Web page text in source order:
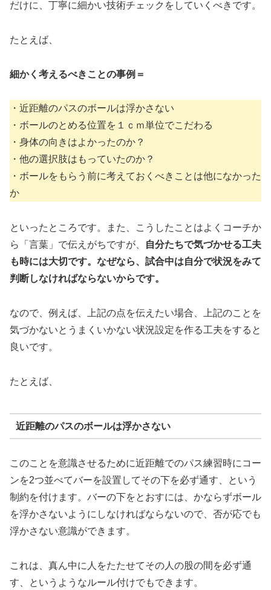
だけに、丁寧に細かい技術チェックをしていくべきです。
たとえば、
細かく考えるべきことの事例＝
・近距離のパスのボールは浮かさない
・ボールのとめる位置を１ｃｍ単位でこだわる
・身体の向きはよかったのか？
・他の選択肢はもっていたのか？
・ボールをもらう前に考えておくべきことは他になかった
か
といったところです。また、こうしたことはよくコーチか
ら「言葉」で伝えがちですが、
自分たちで気づかせる工夫
も時には大切です。なぜなら、試合中は自分で状況をみて
判断しなければならないからです。
なので、例えば、上記の点を伝えたい場合、上記のことを
気づかないとうまくいかない状況設定を作る工夫をすると
良いです。
たとえば、
近距離のパスのボールは浮かさない
このことを意識させるために近距離でのパス練習時にコー
ンを2つ並べてバーを設置してその下を必ず通す、という
制約を付けます。バーの下をとおすには、かならずボール
を浮かさないようにしなければならないので、否が応でも
浮かさない意識ができます。
これは、真ん中に人をたたせてその人の股の間を必ず通
す、というようなルール付けでもできます。